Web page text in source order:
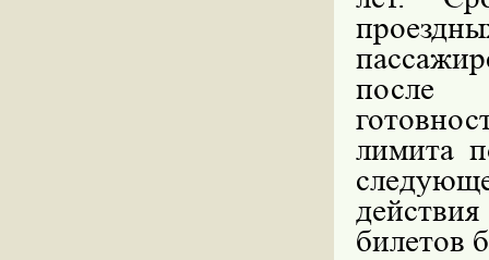
после
лимита
билетов